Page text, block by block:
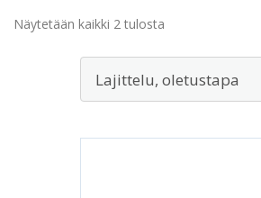
Näytetään kaikki 2 tulosta